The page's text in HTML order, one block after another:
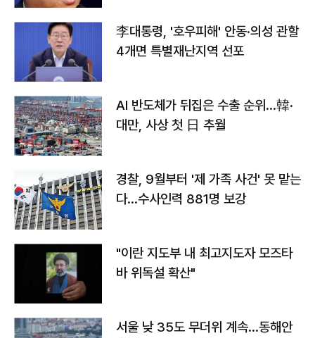
李대통령, '호우피해' 안동·의성 관할
4개면 특별재난지역 선포
AI 반도체가 뒤집은 수출 순위…韓·
대만, 사상 첫 日 추월
경찰, 9월부터 '제 가족 사건' 못 맡는
다…수사인력 881명 보강
"이란 지도부 내 최고지도자 모즈타
바 위독설 확산"
서울 낮 35도 무더위 계속…동해안